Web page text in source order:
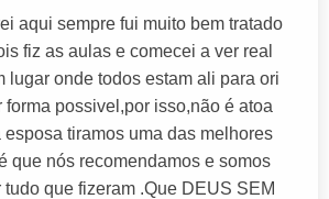
aqui sempre fui muito bem tratado
fiz as aulas e comecei a ver real
lugar onde todos estam ali para ori
forma possivel,por isso,não é atoa
tiramos uma das melhores
que nós recomendamos e somos
tudo que fizeram .Que DEUS SEM